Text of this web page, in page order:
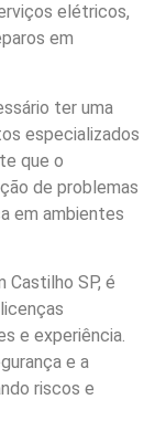
elétricos,
em
ter uma
especializados
que o
de problemas
em ambientes
SP, é
e experiência.
e a
riscos e